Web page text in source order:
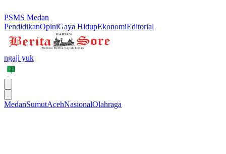
PSMS Medan
PendidikanOpiniGaya HidupEkonomiEditorial
ngaji yuk
MedanSumutAcehNasionalOlahraga